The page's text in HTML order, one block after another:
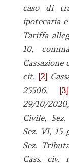
caso di
ipotecaria
Tariffa
10,
cit. [2]
25506.
[3]
29/10/
Civile,
Sez. VI, 15
Sez.
Cass. civ.